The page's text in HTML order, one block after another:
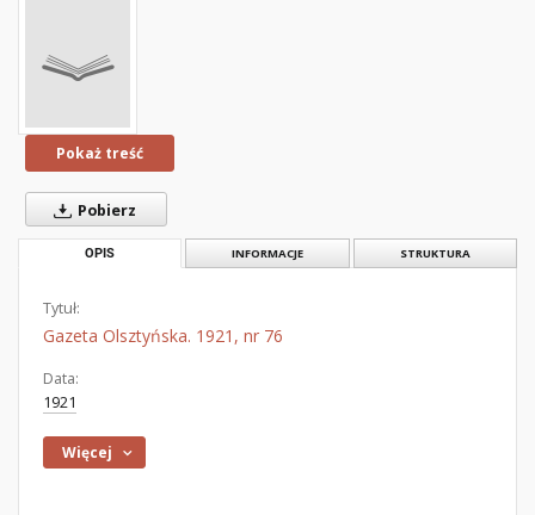
Pokaż treść
Pobierz
OPIS INFORMACJE STRUKTURA
Tytuł:
Gazeta Olsztyńska. 1921, nr 76
Data:
1921
Więcej